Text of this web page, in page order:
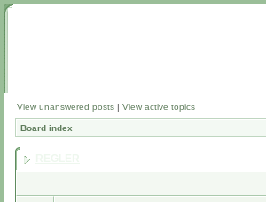
View unanswered posts | View active topics
Board index